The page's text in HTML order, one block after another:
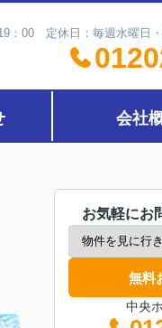
：00 定休日：毎週水曜日
会社
お気軽にお
無料
中央